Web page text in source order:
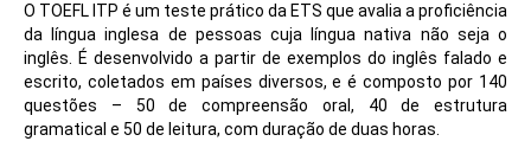
O TOEFL ITP é um teste prático da ETS que avalia a proficiência
da língua inglesa de pessoas cuja língua nativa não seja o
inglês. É desenvolvido a partir de exemplos do inglês falado e
escrito, coletados em países diversos, e é composto por 140
questões – 50 de compreensão oral, 40 de estrutura
gramatical e 50 de leitura, com duração de duas horas.